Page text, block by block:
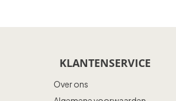
KLANTENSERVICE
Over ons